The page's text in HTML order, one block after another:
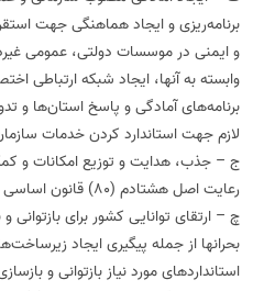
برنامه‌ریزی و ایجاد هماهنگی جهت
و ایمنی در موسسات دولتی، عمومی
وابسته به آنها، ایجاد شبکه ارتباطی
برنامه‌های آمادگی و پاسخ استان‌ها و
لازم جهت استاندارد کردن خدمات
ج – جذب، هدایت و توزیع امکانات و
رعایت اصل هشتادم (80) قانون اساسی
چ – ارتقای توانایی کشور برای
بحرانها از جمله پیگیری ایجاد
استانداردهای مورد نیاز بازتوانی و